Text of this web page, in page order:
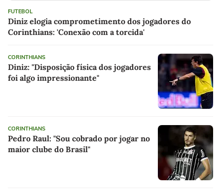
FUTEBOL
Diniz elogia comprometimento dos jogadores do
Corinthians: 'Conexão com a torcida'
CORINTHIANS
Diniz: "Disposição física dos jogadores
foi algo impressionante"
CORINTHIANS
Pedro Raul: "Sou cobrado por jogar no
maior clube do Brasil"